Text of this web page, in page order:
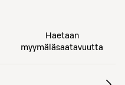
Haetaan
myymäläsaatavuutta